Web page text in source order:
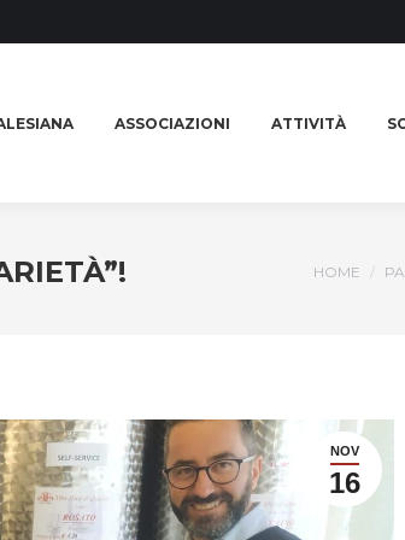
ASSOCIAZIONI ATTIVITÀ
You are
HOME
NOV
16